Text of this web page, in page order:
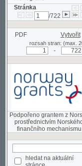
/722
PDF Vytvořit
rozsah stran: (max. 20)
Podpořeno grantem z Norska
prostřednictvím Norského
hledat na aktuální
stránce
Pokročilé vyhledávání